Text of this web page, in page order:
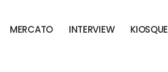
MERCATO INTERVIEW
KIOSQUE